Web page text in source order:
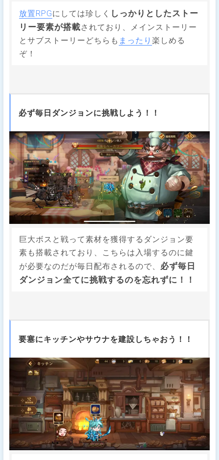
放置RPGにしては珍しく しっかりとしたストー
リー要素が搭載されており、メインストーリー
とサブストーリーどちらも まったり楽しめる
ぞ！
必ず毎日ダンジョンに挑戦しよう！！
巨大ボスと戦って素材を獲得するダンジョン要
素も搭載されており、こちらは入場するのに鍵
が必要なのだが毎日配布されるので、 必ず毎日
ダンジョン全てに挑戦するのを忘れずに！！
要塞にキッチンやサウナを建設しちゃおう！！